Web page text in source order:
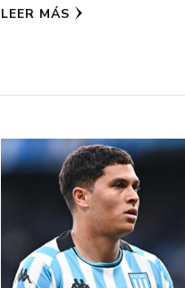
LEER MÁS